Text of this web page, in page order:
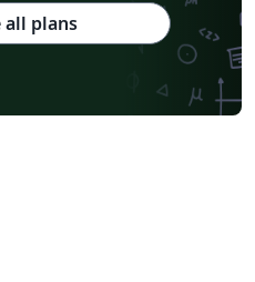
all plans